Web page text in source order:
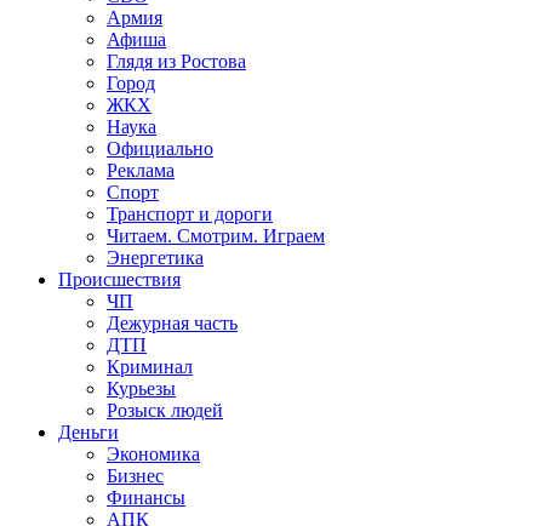
Армия
Афиша
Глядя из Ростова
Город
ЖКХ
Наука
Официально
Реклама
Спорт
Транспорт и дороги
Читаем. Смотрим. Играем
Энергетика
Происшествия
ЧП
Дежурная часть
ДТП
Криминал
Курьезы
Розыск людей
Деньги
Экономика
Бизнес
Финансы
АПК